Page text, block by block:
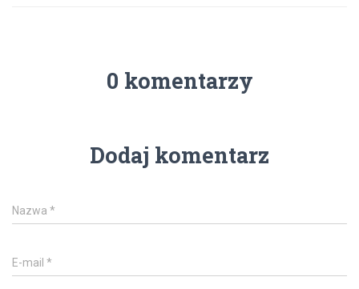
0 komentarzy
Dodaj komentarz
Nazwa *
E-mail *